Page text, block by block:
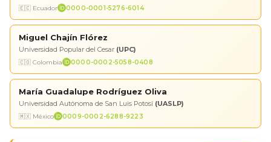
🇪🇨 Ecuador 0000-0001-5276-6014
Miguel Chajín Flórez
Universidad Popular del Cesar (UPC)
🇨🇴 Colombia 0000-0002-5058-0408
María Guadalupe Rodríguez Oliva
Universidad Autónoma de San Luis Potosí (UASLP)
🇲🇽 México 0009-0002-6288-9223